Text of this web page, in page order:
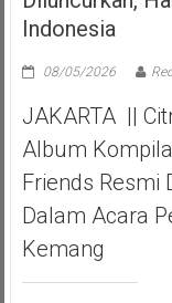
Indonesia
08/05/2026
JAKARTA ||
Album
Friends Resmi
Dalam Acara
Kemang